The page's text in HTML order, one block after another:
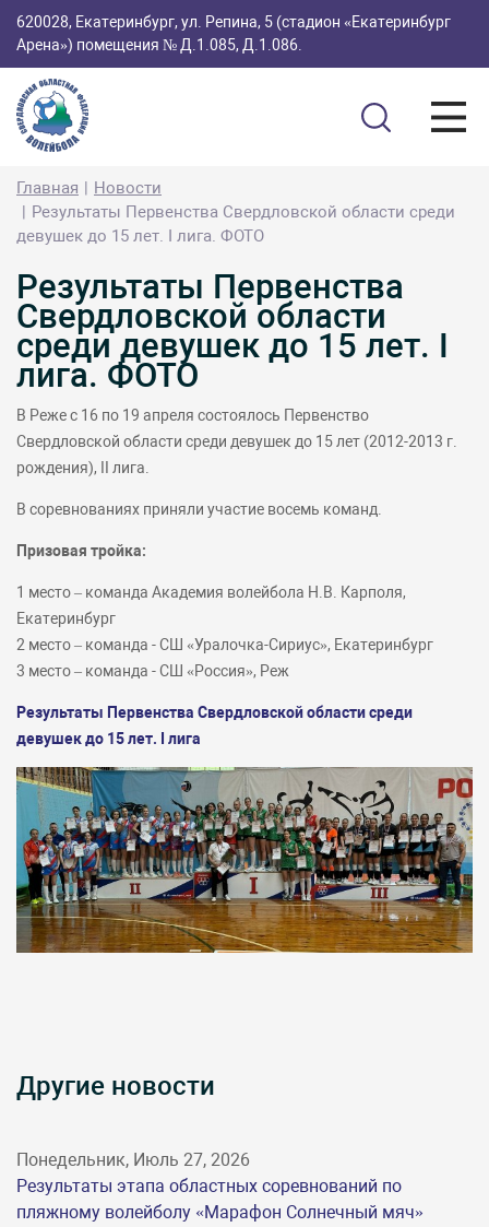
620028, Екатеринбург, ул. Репина, 5 (стадион «Екатеринбург
Арена») помещения № Д.1.085, Д.1.086.
Главная
Новости
Результаты Первенства Свердловской области среди
девушек до 15 лет. I лига. ФОТО
Результаты Первенства
Свердловской области
среди девушек до 15 лет. I
лига. ФОТО
В Реже с 16 по 19 апреля состоялось Первенство
Свердловской области среди девушек до 15 лет (2012-2013 г.
рождения), II лига.
В соревнованиях приняли участие восемь команд.
Призовая тройка:
1 место – команда Академия волейбола Н.В. Карполя,
Екатеринбург
2 место – команда - СШ «Уралочка-Сириус», Екатеринбург
3 место – команда - СШ «Россия», Реж
Результаты Первенства Свердловской области среди
девушек до 15 лет.
лига
Другие новости
Понедельник, Июль 27, 2026
Результаты этапа областных соревнований по
пляжному волейболу «Марафон Солнечный мяч»